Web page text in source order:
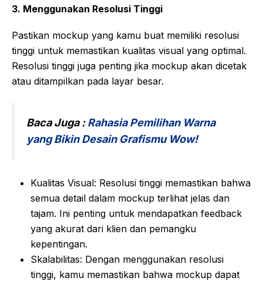
3. Menggunakan Resolusi Tinggi
Pastikan mockup yang kamu buat memiliki resolusi
tinggi untuk memastikan kualitas visual yang optimal.
Resolusi tinggi juga penting jika mockup akan dicetak
atau ditampilkan pada layar besar.
Baca Juga :Rahasia Pemilihan Warna
yang Bikin Desain Grafismu Wow!
Kualitas Visual: Resolusi tinggi memastikan bahwa
semua detail dalam mockup terlihat jelas dan
tajam. Ini penting untuk mendapatkan feedback
yang akurat dari klien dan pemangku
kepentingan.
Skalabilitas: Dengan menggunakan resolusi
tinggi, kamu memastikan bahwa mockup dapat